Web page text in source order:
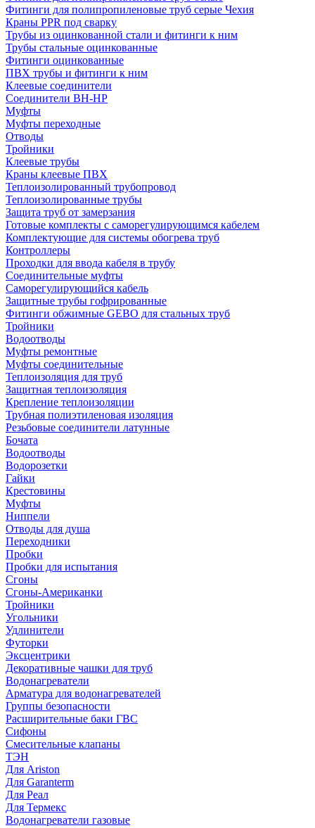
Фитинги для полипропиленовые труб серые Чехия
Краны PPR под сварку
Трубы из оцинкованной стали и фитинги к ним
Трубы стальные оцинкованные
Фитинги оцинкованные
ПВХ трубы и фитинги к ним
Клеевые соединители
Соединители ВН-НР
Муфты
Муфты переходные
Отводы
Тройники
Клеевые трубы
Краны клеевые ПВХ
Теплоизолированный трубопровод
Теплоизолированные трубы
Защита труб от замерзания
Готовые комплекты с саморегулирующимся кабелем
Комплектующие для системы обогрева труб
Контроллеры
Проходки для ввода кабеля в трубу
Соединительные муфты
Саморегулирующийся кабель
Защитные трубы гофрированные
Фитинги обжимные GEBO для стальных труб
Тройники
Водоотводы
Муфты ремонтные
Муфты соединительные
Теплоизоляция для труб
Защитная теплоизоляция
Крепление теплоизоляции
Трубная полиэтиленовая изоляция
Резьбовые соединители латунные
Бочата
Водоотводы
Водорозетки
Гайки
Крестовины
Муфты
Ниппели
Отводы для душа
Переходники
Пробки
Пробки для испытания
Сгоны
Сгоны-Американки
Тройники
Угольники
Удлинители
Футорки
Эксцентрики
Декоративные чашки для труб
Водонагреватели
Арматура для водонагревателей
Группы безопасности
Расширительные баки ГВС
Сифоны
Смесительные клапаны
ТЭН
Для Ariston
Для Garanterm
Для Реал
Для Термекс
Водонагреватели газовые